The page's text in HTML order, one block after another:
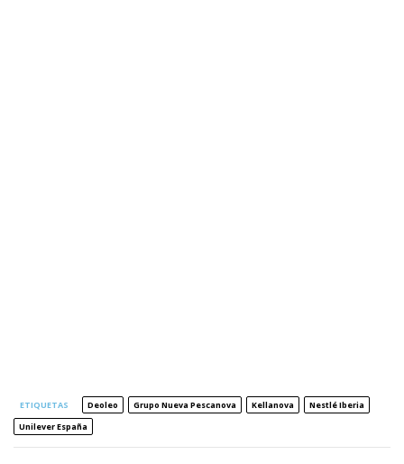
ETIQUETAS Deoleo Grupo Nueva Pescanova Kellanova
Nestlé Iberia
Unilever España